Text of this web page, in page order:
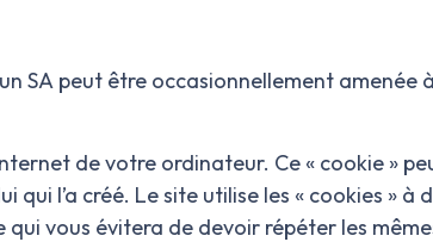
SA peut être occasionnellement amenée
de votre ordinateur. Ce « cookie »
l’a créé. Le site utilise les « cookies » à
vous évitera de devoir répéter les